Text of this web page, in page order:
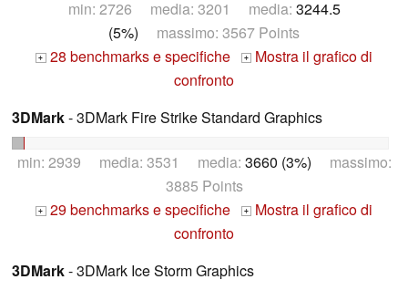
min: 2726 media: 3201 media: 3244.5
(5%) massimo: 3567 Points
+ 28 benchmarks e specifiche +
Mostra il grafico di
confronto
3DMark- 3DMark Fire Strike Standard Graphics
min: 2939 media: 3531 media: 3660 (3%) massimo:
3885 Points
+ 29 benchmarks e specifiche +
Mostra il grafico di
confronto
3DMark- 3DMark Ice Storm Graphics